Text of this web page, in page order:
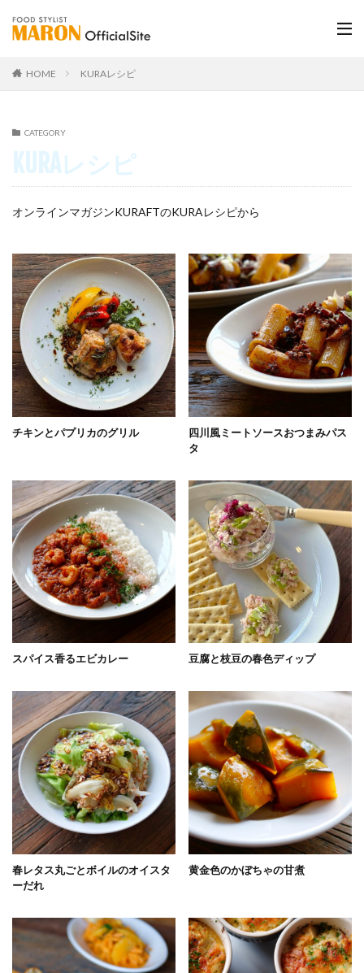
HOME KURAレシピ
CATEGORY
KURAレシピ
オンラインマガジンKURAFTのKURAレシピから
チキンとパプリカのグリル
四川風ミートソースおつまみパス
タ
スパイス香るエビカレー 豆腐と枝豆の春色ディップ
春レタス丸ごとボイルのオイスタ
ーだれ
黄金色のかぼちゃの甘煮